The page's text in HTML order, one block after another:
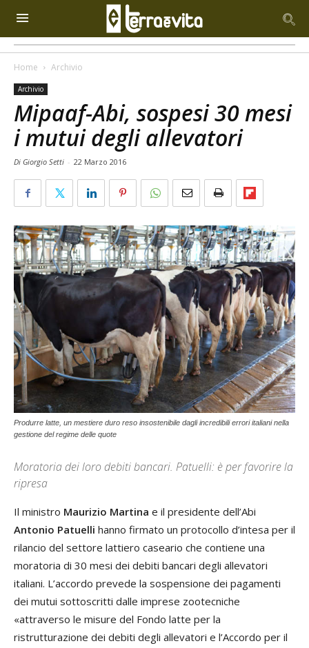
Home Archivio
Archivio
Mipaaf-Abi, sospesi 30 mesi
i mutui degli allevatori
Di Giorgio Setti - 22 Marzo 2016
Produrre latte, un mestiere duro reso insostenibile dagli incredibili errori italiani nella
gestione del regime delle quote
Moratoria dei loro debiti bancari. Patuelli: è per favorire la
ripresa
Il ministro Maurizio Martina e il presidente dell’Abi
Antonio Patuelli hanno firmato un protocollo d’intesa per il
rilancio del settore lattiero caseario che contiene una
moratoria di 30 mesi dei debiti bancari degli allevatori
italiani. L’accordo prevede la sospensione dei pagamenti
dei mutui sottoscritti dalle imprese zootecniche
«attraverso le misure del Fondo latte per la
ristrutturazione dei debiti degli allevatori e l’Accordo per il